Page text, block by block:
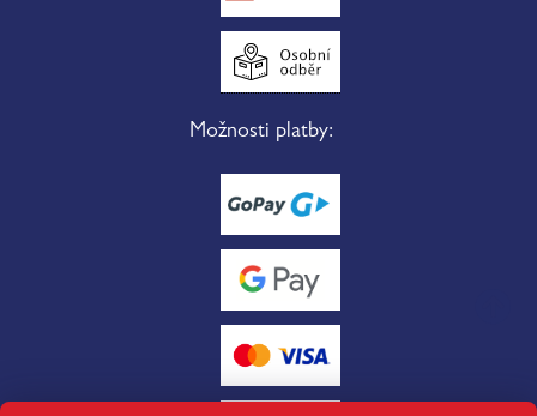
Možnosti platby: